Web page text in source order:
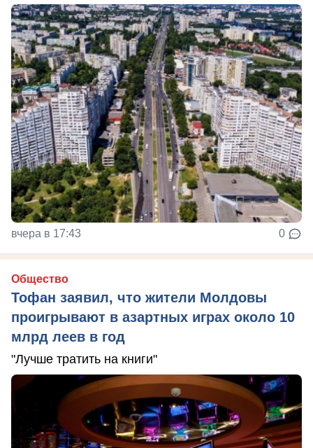
вчера в 17:43 0
Общество
Тофан заявил, что жители Молдовы
проигрывают в азартных играх около 10
млрд леев в год
"Лучше тратить на книги"